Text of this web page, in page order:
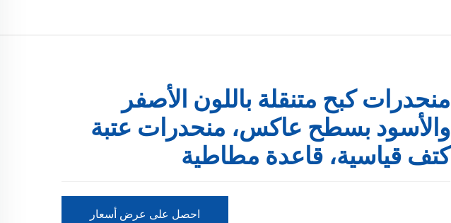
منحدرات كبح متنقلة باللون الأصفر
والأسود بسطح عاكس، منحدرات عتبة
كتف قياسية، قاعدة مطاطية
احصل على عرض أسعار